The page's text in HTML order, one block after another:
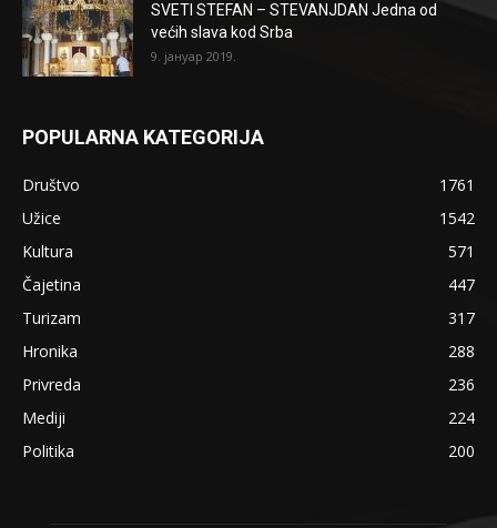
SVETI STEFAN – STEVANJDAN Jedna od
većih slava kod Srba
9. јануар 2019.
POPULARNA KATEGORIJA
Društvo
1761
Užice
1542
Kultura
571
Čajetina
447
Turizam
317
Hronika
288
Privreda
236
Mediji
224
Politika
200